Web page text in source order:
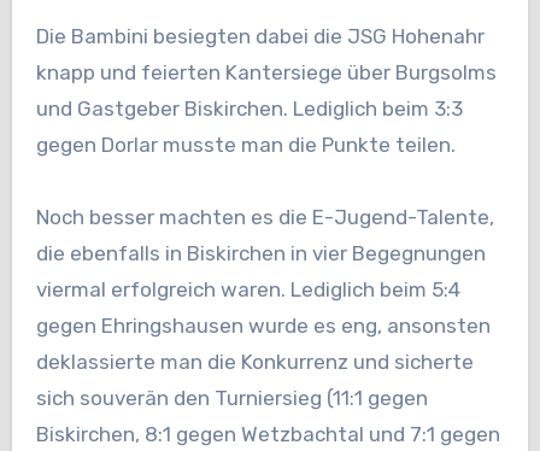
Die Bambini besiegten dabei die JSG Hohenahr
knapp und feierten Kantersiege über Burgsolms
und Gastgeber Biskirchen. Lediglich beim 3:3
gegen Dorlar musste man die Punkte teilen.
Noch besser machten es die E-Jugend-Talente,
die ebenfalls in Biskirchen in vier Begegnungen
viermal erfolgreich waren. Lediglich beim 5:4
gegen Ehringshausen wurde es eng, ansonsten
deklassierte man die Konkurrenz und sicherte
sich souverän den Turniersieg (11:1 gegen
Biskirchen, 8:1 gegen Wetzbachtal und 7:1 gegen